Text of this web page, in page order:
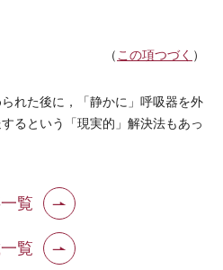
（ この項つづく ）
れた後に，「静かに」呼吸器を外
るという「現実的」解決法もあっ
覧
覧